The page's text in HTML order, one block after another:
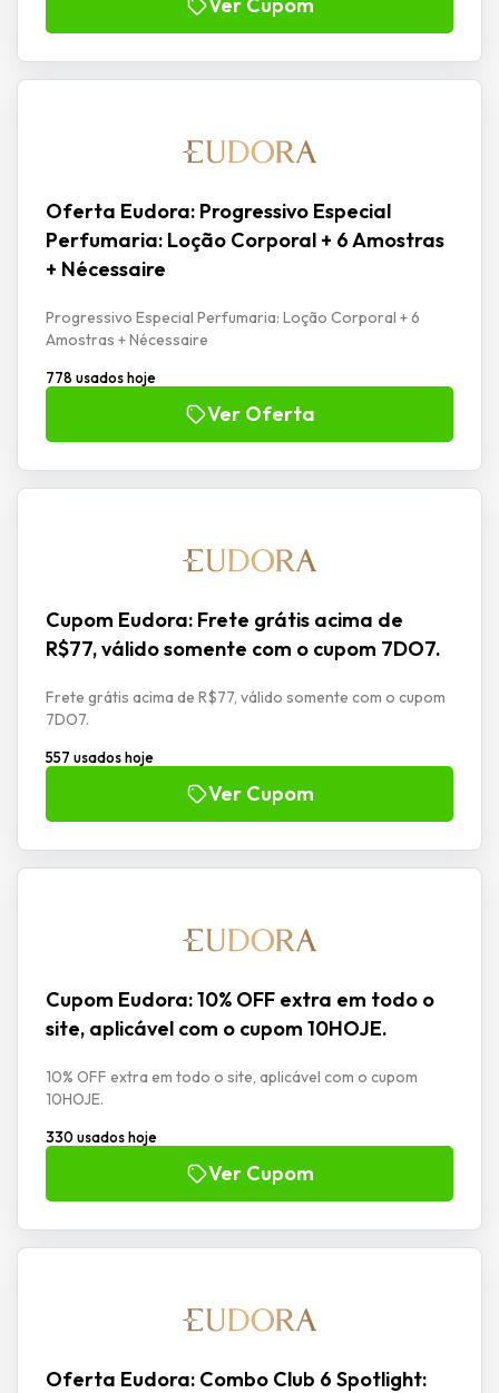
Oferta Eudora: Progressivo Especial
Perfumaria: Loção Corporal + 6 Amostras
+ Nécessaire
Progressivo Especial Perfumaria: Loção Corporal + 6
Amostras + Nécessaire
778 usados hoje
Ver Oferta
Cupom Eudora: Frete grátis acima de
R$77, válido somente com o cupom 7DO7.
Frete grátis acima de R$77, válido somente com o cupom
7DO7.
557 usados hoje
Ver Cupom
Cupom Eudora: 10% OFF extra em todo o
site, aplicável com o cupom 10HOJE.
10% OFF extra em todo o site, aplicável com o cupom
10HOJE.
330 usados hoje
Ver Cupom
Oferta Eudora: Combo Club 6 Spotlight: